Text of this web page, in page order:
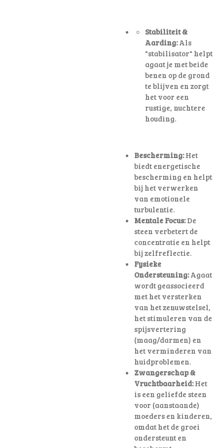
Stabiliteit &
Aarding:Als
"stabilisator" helpt
agaat je met beide
benen op de grond
te blijven en zorgt
het voor een
rustige, nuchtere
houding.
Bescherming:Het
biedt energetische
bescherming en helpt
bij het verwerken
van emotionele
turbulentie.
Mentale Focus:De
steen verbetert de
concentratie en helpt
bij zelfreflectie.
Fysieke
Ondersteuning:Agaat
wordt geassocieerd
met het versterken
van het zenuwstelsel,
het stimuleren van de
spijsvertering
(maag/darmen) en
het verminderen van
huidproblemen.
Zwangerschap &
Vruchtbaarheid:Het
is een geliefde steen
voor (aanstaande)
moeders en kinderen,
omdat het de groei
ondersteunt en